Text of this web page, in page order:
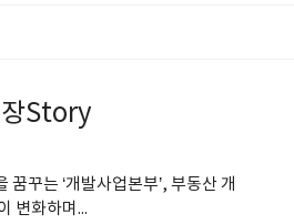
Story
꾸는 ‘개발사업본부’, 부동산 개
변화하며...